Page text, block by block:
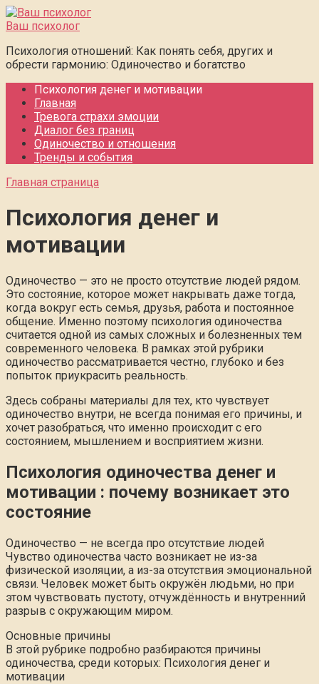
Перейти
к
Ваш психолог
Психология отношений: Как понять себя, других и
обрести гармонию: Одиночество и богатство
Психология денег и мотивации
Главная
Тревога страхи эмоции
Диалог без границ
Одиночество и отношения
Тренды и события
Главная страница
Психология денег и
мотивации
Одиночество — это не просто отсутствие людей рядом.
Это состояние, которое может накрывать даже тогда,
когда вокруг есть семья, друзья, работа и постоянное
общение. Именно поэтому психология одиночества
считается одной из самых сложных и болезненных тем
современного человека. В рамках этой рубрики
одиночество рассматривается честно, глубоко и без
попыток приукрасить реальность.
Здесь собраны материалы для тех, кто чувствует
одиночество внутри, не всегда понимая его причины, и
хочет разобраться, что именно происходит с его
состоянием, мышлением и восприятием жизни.
Психология одиночества денег и
мотивации : почему возникает это
состояние
Одиночество — не всегда про отсутствие людей
Чувство одиночества часто возникает не из-за
физической изоляции, а из-за отсутствия эмоциональной
связи. Человек может быть окружён людьми, но при
этом чувствовать пустоту, отчуждённость и внутренний
разрыв с окружающим миром.
Основные причины
В этой рубрике подробно разбираются причины
одиночества, среди которых: Психология денег и
мотивации